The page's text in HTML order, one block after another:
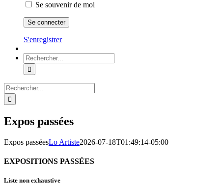
Se souvenir de moi
S'enregistrer
Rechercher:
Rechercher:
Expos passées
Expos passéesLo Artiste2026-07-18T01:49:14-05:00
EXPOSITIONS PASSÉES
Liste non exhaustive